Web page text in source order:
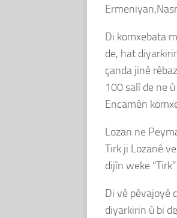
Di komxebata
de, hat
çanda jinê
100 salî de ne
Encamên
Lozan ne
Tirk ji Lozanê
dijîn weke
Di vê pêvajoyê
diyarkirin û bi